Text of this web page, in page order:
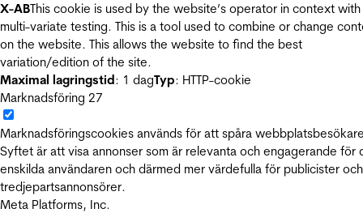
X-ABThis cookie is used by the website’s operator in context with
multi-variate testing. This is a tool used to combine or change
on the website. This allows the website to find the best
variation/edition of the site.
Maximal lagringstid: 1 dagTyp: HTTP-cookie
Marknadsföring 27
Marknadsföringscookies används för att spåra
Syftet är att visa annonser som är relevanta och engagerande för
enskilda användaren och därmed mer värdefulla för publicister och
tredjepartsannonsörer.
Meta Platforms, Inc.